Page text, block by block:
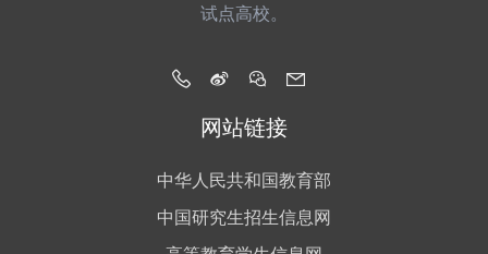
试点高校。
网站链接
中华人民共和国教育部
中国研究生招生信息网